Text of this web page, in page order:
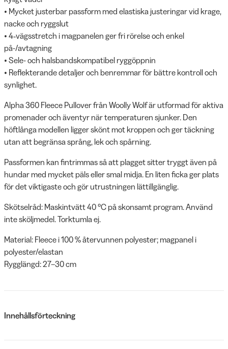
• Mycket justerbar passform med elastiska justeringar vid krage,
nacke och ryggslut
• 4‑vägsstretch i magpanelen ger fri rörelse och enkel
på-/avtagning
• Sele- och halsbandskompatibel ryggöppnin
• Reflekterande detaljer och benremmar för bättre kontroll och
synlighet.
Alpha 360 Fleece Pullover från Woolly Wolf är utformad för aktiva
promenader och äventyr när temperaturen sjunker. Den
höftlånga modellen ligger skönt mot kroppen och ger täckning
utan att begränsa språng, lek och spårning.
Passformen kan fintrimmas så att plagget sitter tryggt även på
hundar med mycket päls eller smal midja. En liten ficka ger plats
för det viktigaste och gör utrustningen lättillgänglig.
Skötselråd: Maskintvätt 40 °C på skonsamt program. Använd
inte sköljmedel. Torktumla ej.
Material: Fleece i 100 % återvunnen polyester; magpanel i
polyester/elastan
Rygglängd: 27–30 cm
Innehållsförteckning